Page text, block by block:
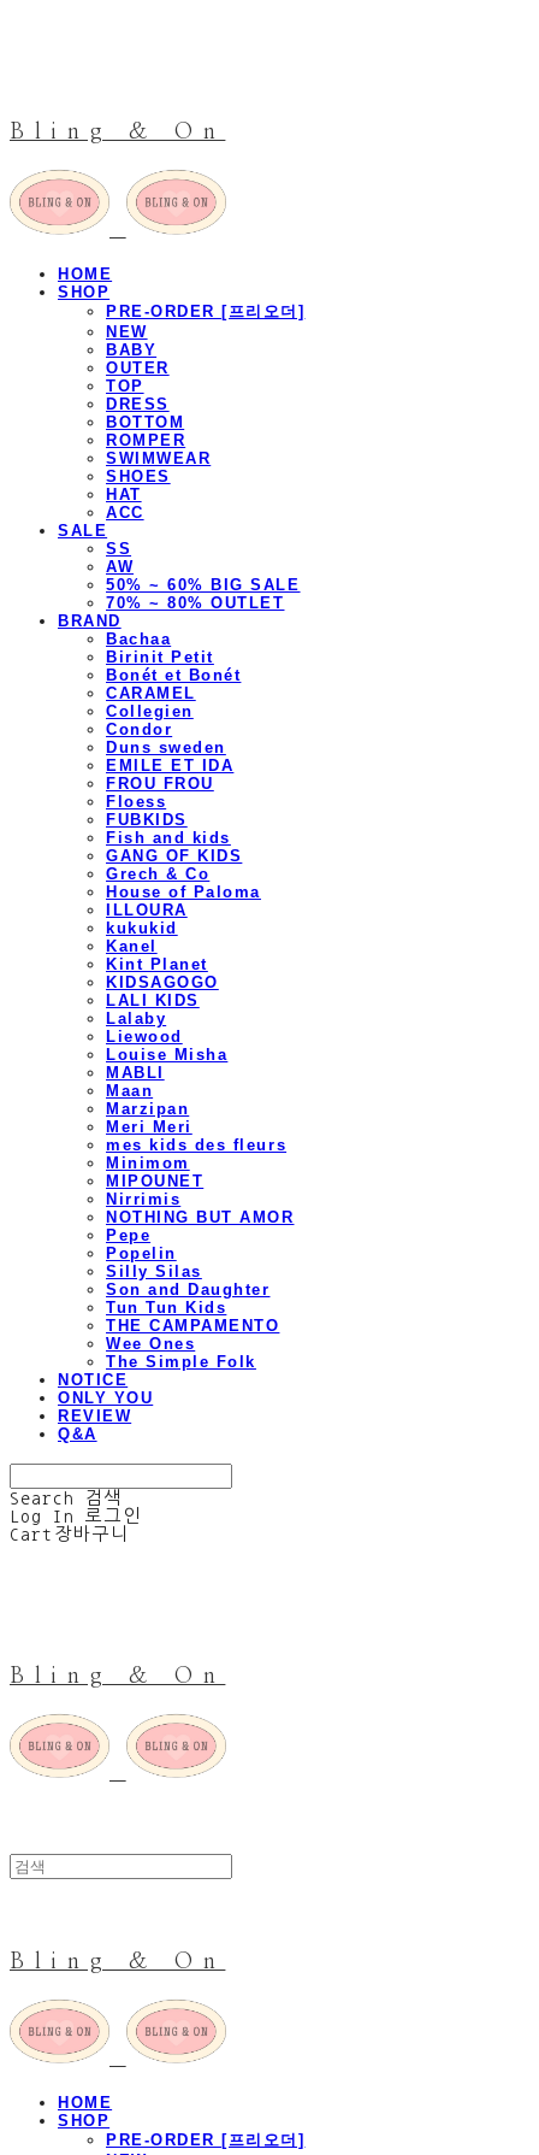
Bling & On
HOME
SHOP
PRE-ORDER [프리오더]
NEW
BABY
OUTER
TOP
DRESS
BOTTOM
ROMPER
SWIMWEAR
SHOES
HAT
ACC
SALE
SS
AW
50% ~ 60% BIG SALE
70% ~ 80% OUTLET
BRAND
Bachaa
Birinit Petit
Bonét et Bonét
CARAMEL
Collegien
Condor
Duns sweden
EMILE ET IDA
FROU FROU
Floess
FUBKIDS
Fish and kids
GANG OF KIDS
Grech & Co
House of Paloma
ILLOURA
kukukid
Kanel
Kint Planet
KIDSAGOGO
LALI KIDS
Lalaby
Liewood
Louise Misha
MABLI
Maan
Marzipan
Meri Meri
mes kids des fleurs
Minimom
MIPOUNET
Nirrimis
NOTHING BUT AMOR
Pepe
Popelin
Silly Silas
Son and Daughter
Tun Tun Kids
THE CAMPAMENTO
Wee Ones
The Simple Folk
NOTICE
ONLY YOU
REVIEW
Q&A
Search
검색
Log In
로그인
Cart 장바구니
Bling & On
Bling & On
HOME
SHOP
PRE-ORDER [프리오더]